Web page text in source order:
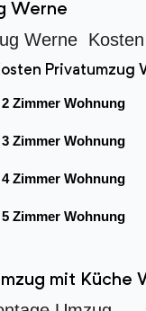
Werne
Privatumzug
2 Zimmer Wohnung
3 Zimmer Wohnung
4 Zimmer Wohnung
5 Zimmer Wohnung
mit Küche